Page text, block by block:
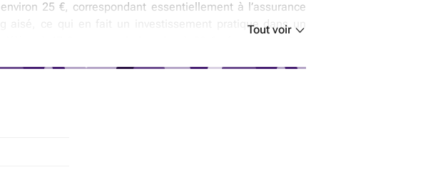
25 €, correspondant essentiellement à l’assurance
aisé, ce qui en fait un investissement pratique dans un
une commune où les places de stationnement se font
Tout voir